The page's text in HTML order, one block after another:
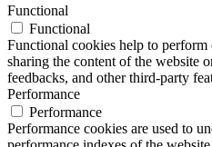
Functional
Functional
Functional cookies help to
sharing the content of the website
feedbacks, and other third-party
Performance
Performance
Performance cookies are used to